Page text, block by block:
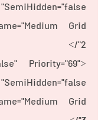
SemiHidden="false"
Grid
2"/>
Priority="69"
SemiHidden="false"
Grid